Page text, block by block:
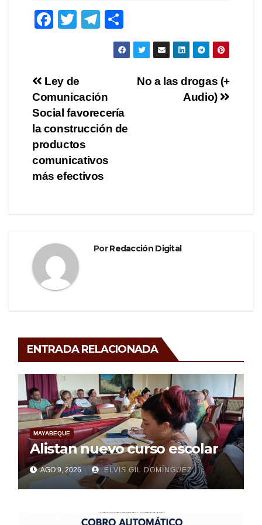
F
e
b
o
o
k
T
er
T
el
a
m
o
m
tir
Navegación
de
entradas
No a las drogas (+
Audio)
Ley de
Comunicación
Social favorecería
la construcción de
productos
comunicativos
más efectivos
PorRedacción Digital
ENTRADA RELACIONADA
MAYABEQUE
Alistan nuevo curso escolar
AGO 9, 2026 ELVIS GIL DOMÍNGUEZ